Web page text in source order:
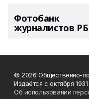
Фотобанк
журналистов РБ
© 2026 Общественно-
Издаётся с октября
Об использовании